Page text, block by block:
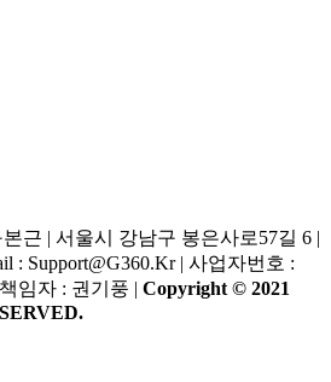
근 | 서울시 강남구 봉은사로57길 6 |
: Support@g360.kr | 사업자번호 :
임자 : 권기풍 | Copyright © 2021